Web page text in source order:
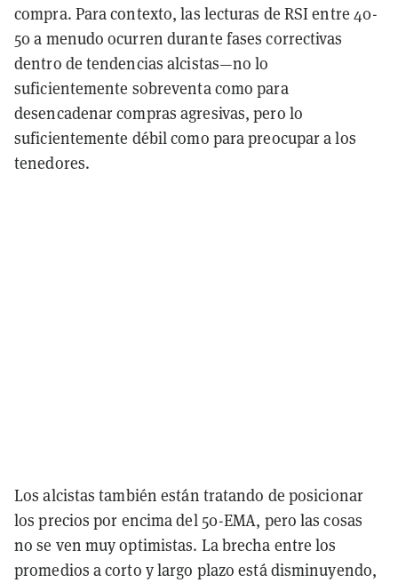
compra. Para contexto, las lecturas de RSI entre 40-
50 a menudo ocurren durante fases correctivas
dentro de tendencias alcistas—no lo
suficientemente sobreventa como para
desencadenar compras agresivas, pero lo
suficientemente débil como para preocupar a los
tenedores.
Los alcistas también están tratando de posicionar
los precios por encima del 50-EMA, pero las cosas
no se ven muy optimistas. La brecha entre los
promedios a corto y largo plazo está disminuyendo,